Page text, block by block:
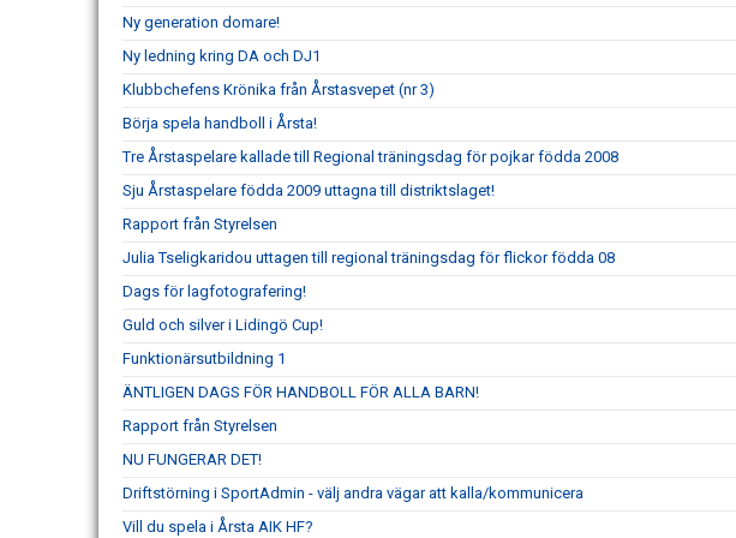
Ny generation domare!
Ny ledning kring DA och DJ1
Klubbchefens Krönika från Årstasvepet (nr 3)
Börja spela handboll i Årsta!
Tre Årstaspelare kallade till Regional träningsdag för pojkar födda 2008
Sju Årstaspelare födda 2009 uttagna till distriktslaget!
Rapport från Styrelsen
Julia Tseligkaridou uttagen till regional träningsdag för flickor födda 08
Dags för lagfotografering!
Guld och silver i Lidingö Cup!
Funktionärsutbildning 1
ÄNTLIGEN DAGS FÖR HANDBOLL FÖR ALLA BARN!
Rapport från Styrelsen
NU FUNGERAR DET!
Driftstörning i SportAdmin - välj andra vägar att kalla/kommunicera
Vill du spela i Årsta AIK HF?